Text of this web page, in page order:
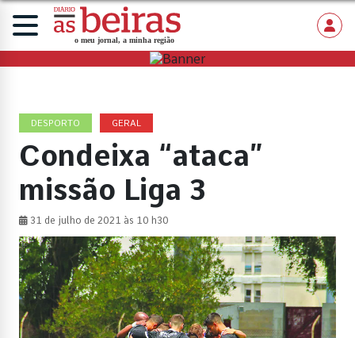
DESPORTO GERAL
Condeixa “ataca”
missão Liga 3
31 de julho de 2021 às 10 h30